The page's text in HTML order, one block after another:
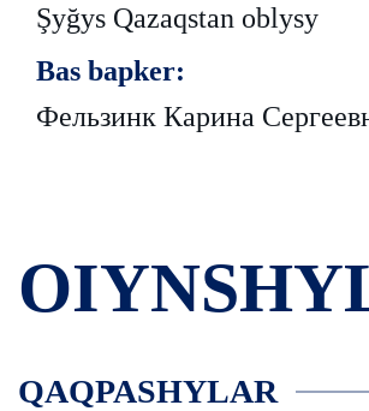
Şyğys Qazaqstan oblysy
Bas bapker:
Фельзинк Карина
QAQPASHYLAR